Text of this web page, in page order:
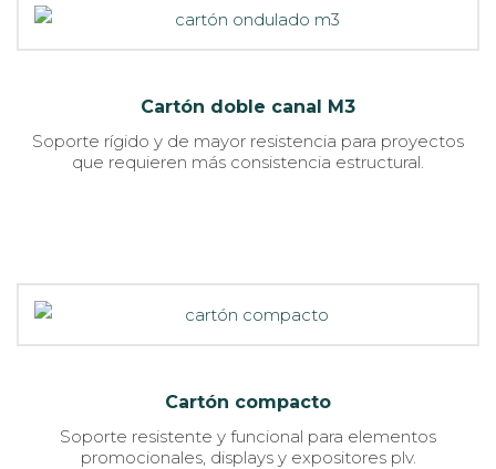
Cartón doble canal M3
Soporte rígido y de mayor resistencia para proyectos
que requieren más consistencia estructural.
Cartón compacto
Soporte resistente y funcional para elementos
promocionales, displays y expositores plv.